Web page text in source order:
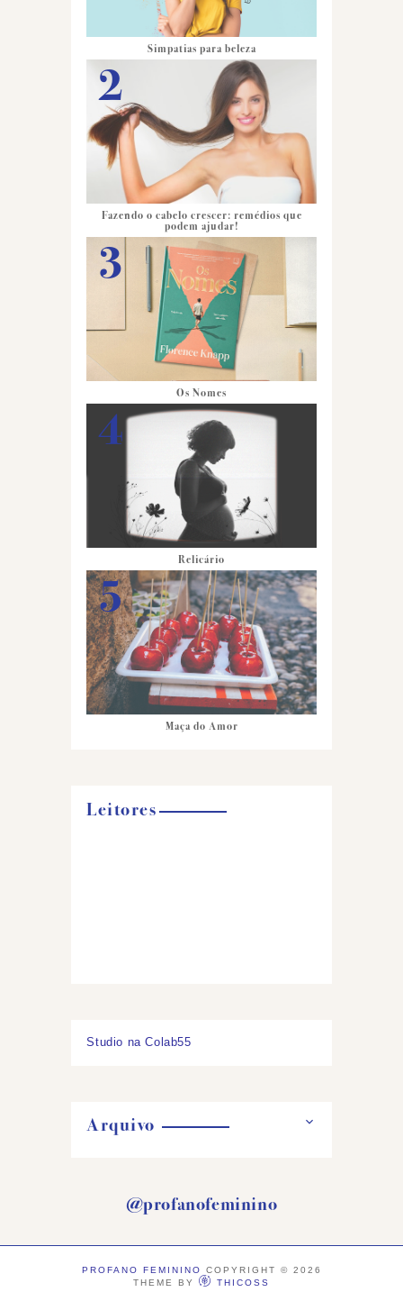
Simpatias para beleza
Fazendo o cabelo crescer: remédios que
podem ajudar!
Os Nomes
Relicário
Maça do Amor
Leitores
Studio na Colab55
Arquivo
@profanofeminino
PROFANO FEMININO COPYRIGHT © 2026
THEME BY
THICOSS